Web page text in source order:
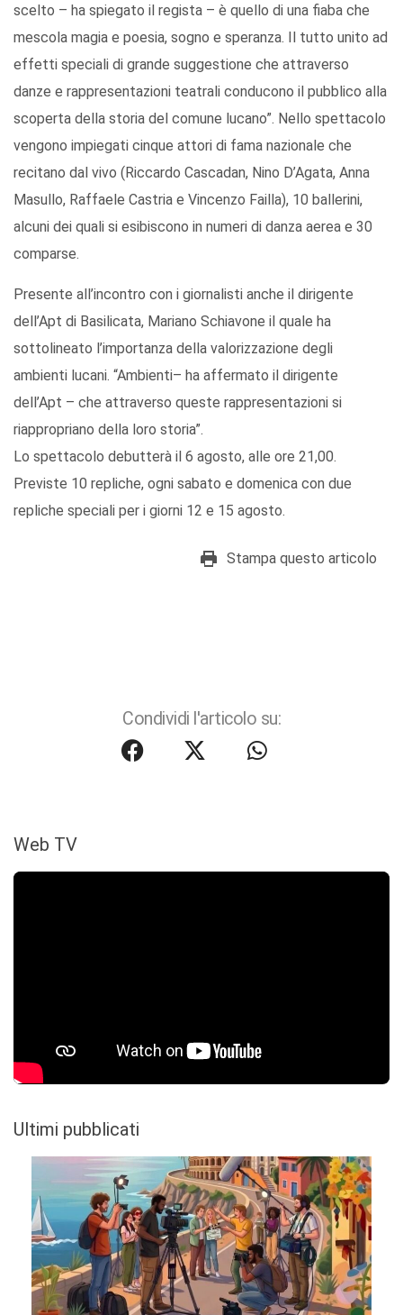
scelto – ha spiegato il regista – è quello di una fiaba che
mescola magia e poesia, sogno e speranza. Il tutto unito ad
effetti speciali di grande suggestione che attraverso
danze e rappresentazioni teatrali conducono il pubblico alla
scoperta della storia del comune lucano”. Nello spettacolo
vengono impiegati cinque attori di fama nazionale che
recitano dal vivo (Riccardo Cascadan, Nino D’Agata, Anna
Masullo, Raffaele Castria e Vincenzo Failla), 10 ballerini,
alcuni dei quali si esibiscono in numeri di danza aerea e 30
comparse.
Presente all’incontro con i giornalisti anche il dirigente
dell’Apt di Basilicata, Mariano Schiavone il quale ha
sottolineato l’importanza della valorizzazione degli
ambienti lucani. “Ambienti– ha affermato il dirigente
dell’Apt – che attraverso queste rappresentazioni si
riappropriano della loro storia”.
Lo spettacolo debutterà il 6 agosto, alle ore 21,00.
Previste 10 repliche, ogni sabato e domenica con due
repliche speciali per i giorni 12 e 15 agosto.
Stampa questo articolo
Condividi l'articolo su:
Web TV
Ultimi pubblicati